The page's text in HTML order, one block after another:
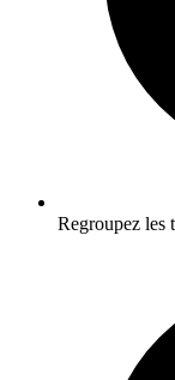
Regroupez les